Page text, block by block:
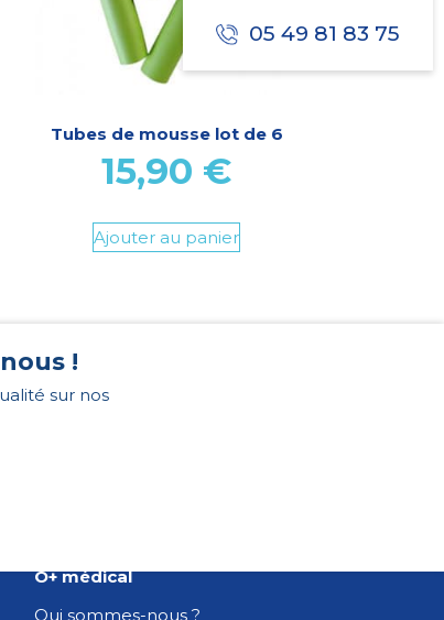
05 49 81 83 75
Tubes de mousse lot de 6
15,90 €
Ajouter au panier
!
sur nos
O+ médical
Qui sommes-nous ?